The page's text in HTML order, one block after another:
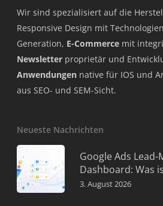
Wir sind spezialisiert auf die
Responsive Design mit
Generation, E-Commerce mit
Newsletter proprietär und
Anwendungen native für IOS und
aus SEO- und SEM-Sicht.
Neueste Nachrichten
Google Ads
Dashboard: Was
3. August 2026